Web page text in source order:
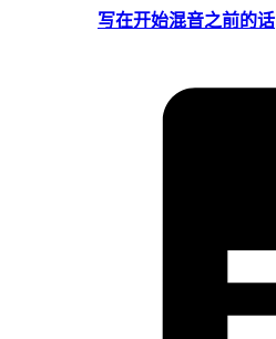
写在开始混音之前的话